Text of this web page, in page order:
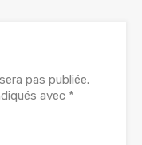
pas publiée.
avec *